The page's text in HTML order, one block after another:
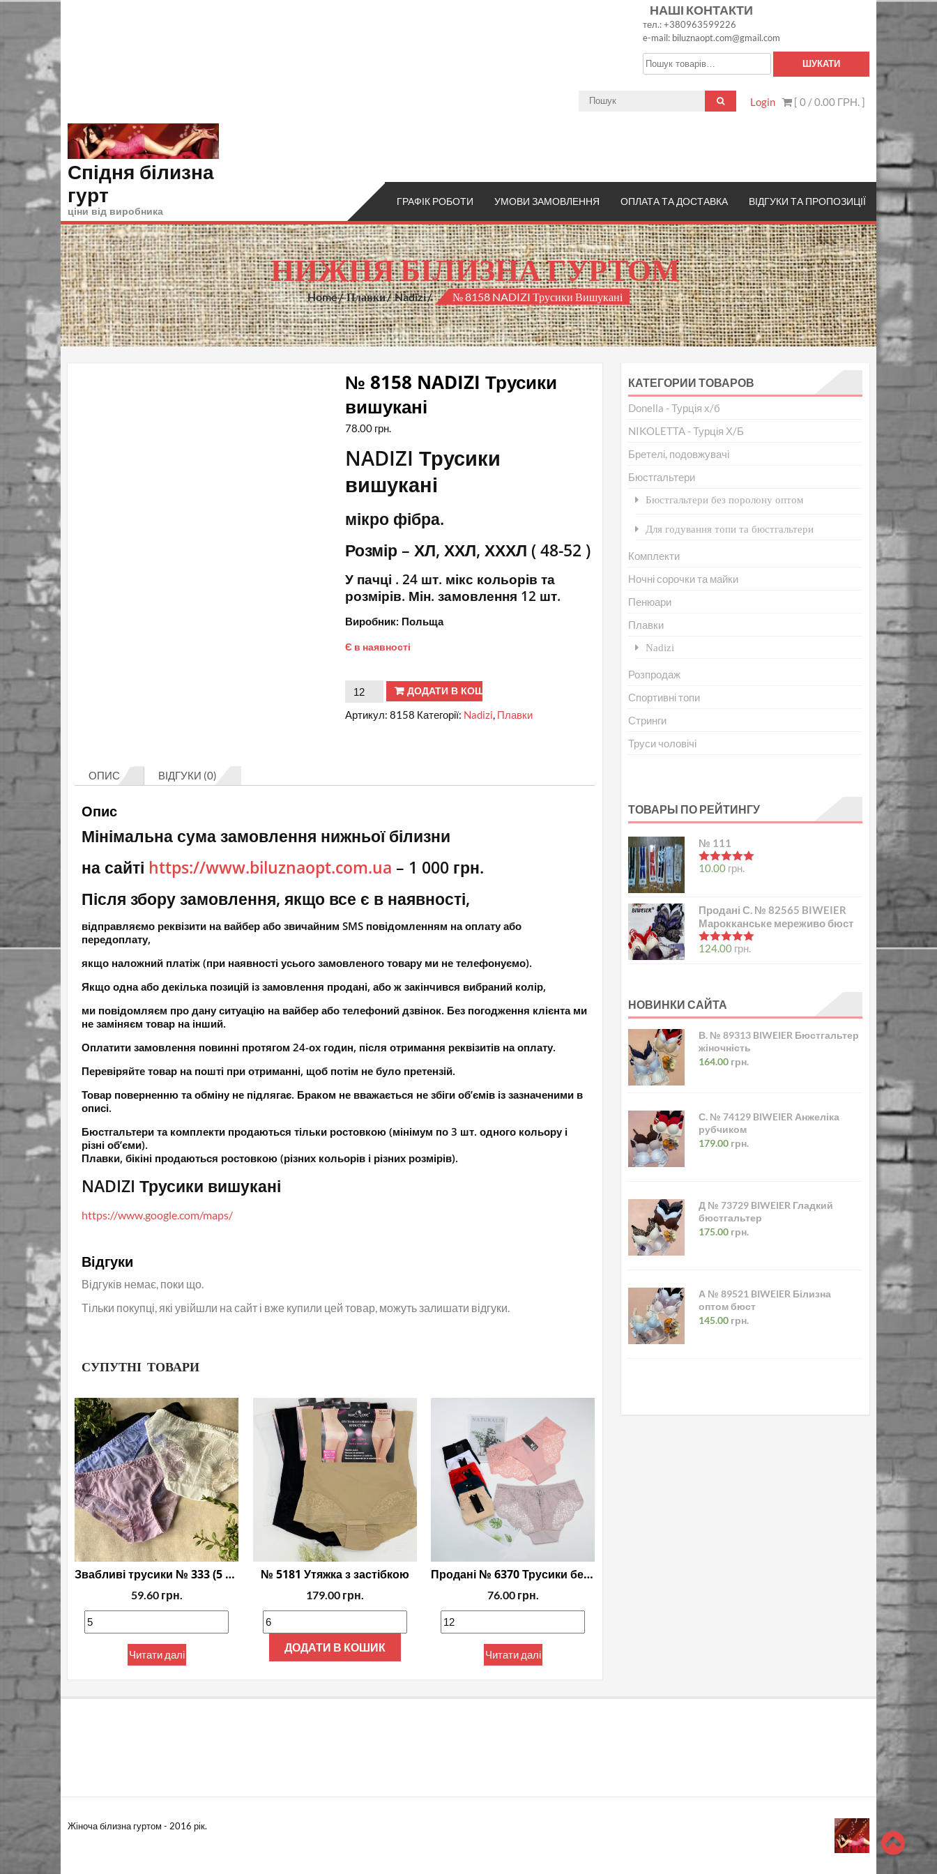
НАШІ КОНТАКТИ
тел.: +380963599226
e-mail: biluznaopt.com@gmail.com
Шукати:
ШУКАТИ
[ 0 /0.00 ГРН.]
Login
Спідня білизна
гурт
ціни від виробника
ГРАФІК РОБОТИ УМОВИ ЗАМОВЛЕННЯ ОПЛАТА ТА ДОСТАВКА ВІДГУКИ ТА ПРОПОЗИЦІЇ
НИЖНЯ БІЛИЗНА ГУРТОМ
Home Плавки Nadizi № 8158 NADIZI Трусики Вишукані
№ 8158 NADIZI Трусики
вишукані
78.00 грн.
NADIZI Трусики
вишукані
мікро фібра.
Розмір – ХЛ, ХХЛ, ХХХЛ ( 48-52 )
У пачці . 24 шт. мікс кольорів та
розмірів. Мін. замовлення 12 шт.
Виробник: Польща
Є в наявності
№
кількість
ДОДАТИ В КОШИК
Артикул:8158 Категорії: Nadizi, Плавки
ОПИС ВІДГУКИ (0)
Опис
Мінімальна сума замовлення нижньої білизни
на сайті https://www.biluznaopt.com.ua – 1 000 грн.
Після збору замовлення, якщо все є в наявності,
відправляємо реквізити на вайбер або звичайним SMS повідомленням на оплату або
передоплату,
якщо наложний платіж (при наявності усього замовленого товару ми не телефонуємо).
Якщо одна або декілька позицій із замовлення продані, або ж закінчився вибраний колір,
ми повідомляєм про дану ситуацію на вайбер або телефоний дзвінок. Без погодження клієнта ми
не заміняєм товар на інший.
Оплатити замовлення повинні протягом 24-ох годин, після отримання реквізитів на оплату.
Перевіряйте товар на пошті при отриманні, щоб потім не було претензій.
Товар поверненню та обміну не підлягає. Браком не вважається не збіги об’ємів із зазначеними в
описі.
Бюстгальтери та комплекти продаються тільки ростовкою (мінімум по 3 шт. одного кольору і
різні об’єми).
Плавки, бікіні продаються ростовкою (різних кольорів і різних розмірів).
NADIZI Трусики вишукані
https://www.google.com/maps/
Відгуки
Відгуків немає, поки що.
Тільки покупці, які увійшли на сайт і вже купили цей товар, можуть залишати відгуки.
СУПУТНІ ТОВАРИ
Звабливі трусики № 333 (5 шт. в упак.)
59.60 грн.
Читати далі
№ 5181 Утяжка з застібкою
179.00 грн.
ДОДАТИ В КОШИК
Продані № 6370 Трусики бесшовна принада
76.00 грн.
Читати далі
КАТЕГОРИИ ТОВАРОВ
Donella - Турція х/б
NIKOLETTA - Турція Х/Б
Бретелі, подовжувачі
Бюстгальтери
Бюстгальтери без поролону оптом
Для годування топи та бюстгальтери
Комплекти
Ночні сорочки та майки
Пенюари
Плавки
Nadizi
Розпродаж
Спортивні топи
Стринги
Труси чоловічі
ТОВАРЫ ПО РЕЙТИНГУ
№ 111
в5.00з 5
10.00 грн.
Продані С. № 82565 BIWEIER
Марокканське мереживо бюст
в5.00з 5
124.00 грн.
НОВИНКИ САЙТА
В. № 89313 BIWEIER Бюстгальтер
жіночність
164.00 грн.
С. № 74129 BIWEIER Анжеліка
рубчиком
179.00 грн.
Д № 73729 BIWEIER Гладкий
бюстгальтер
175.00 грн.
А № 89521 BIWEIER Білизна
оптом бюст
145.00 грн.
Жіноча білизна гуртом - 2016 рік.